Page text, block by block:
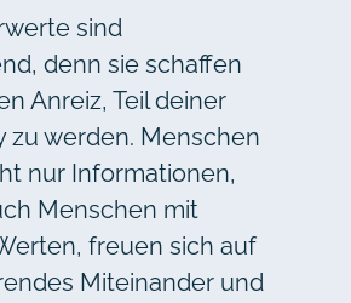
sind
denn sie schaffen
Anreiz, Teil deiner
zu werden. Menschen
nur Informationen,
Menschen mit
freuen sich auf
Miteinander und